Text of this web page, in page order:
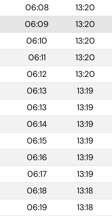
06:08 13:20
06:09 13:20
06:10 13:20
06:11 13:20
06:12 13:20
06:13 13:19
06:13 13:19
06:14 13:19
06:15 13:19
06:16 13:19
06:17 13:19
06:18 13:18
06:19 13:18